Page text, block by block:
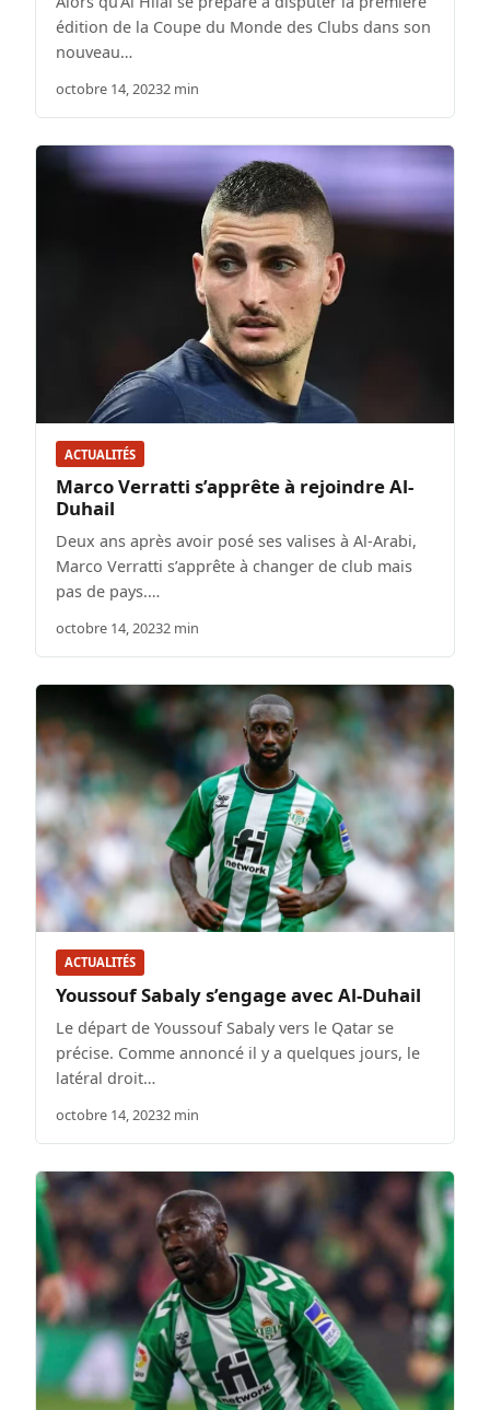
édition de la Coupe du Monde des Clubs dans son
nouveau…
octobre 14, 20232 min
ACTUALITÉS
Marco Verratti s’apprête à rejoindre Al-
Duhail
Deux ans après avoir posé ses valises à Al-Arabi,
Marco Verratti s’apprête à changer de club mais
pas de pays.…
octobre 14, 20232 min
ACTUALITÉS
Youssouf Sabaly s’engage avec Al-Duhail
Le départ de Youssouf Sabaly vers le Qatar se
précise. Comme annoncé il y a quelques jours, le
latéral droit…
octobre 14, 20232 min